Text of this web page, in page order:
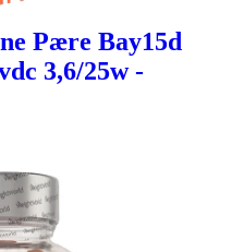
Pære Bay15d
3,6/25w -